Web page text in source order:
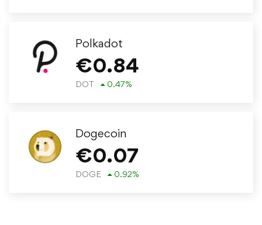
Polkadot
€0.84
DOT 0.47%
Dogecoin
€0.07
DOGE 0.92%